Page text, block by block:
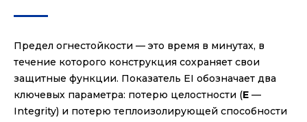
Предел огнестойкости — это время в минутах, в
течение которого конструкция сохраняет свои
защитные функции. Показатель EI обозначает два
ключевых параметра: потерю целостности (E —
Integrity) и потерю теплоизолирующей способности